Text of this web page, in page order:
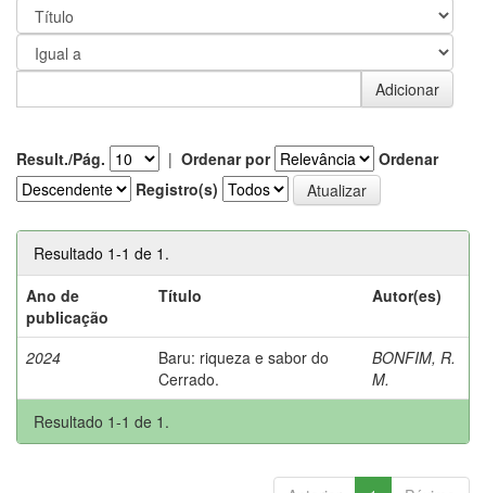
Result./Pág. | Ordenar por
Ordenar
Registro(s)
Resultado 1-1 de 1.
Ano de
publicação
Título Autor(es)
2024
Baru: riqueza e sabor do
Cerrado.
BONFIM, R.
M.
Resultado 1-1 de 1.